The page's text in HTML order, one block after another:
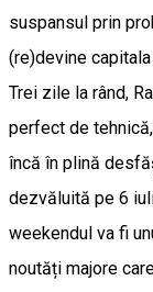
suspansul prin
(re)devine
Trei zile la rând,
perfect de
încă în plină
dezvăluită pe 6
weekendul va fi
noutăți majore